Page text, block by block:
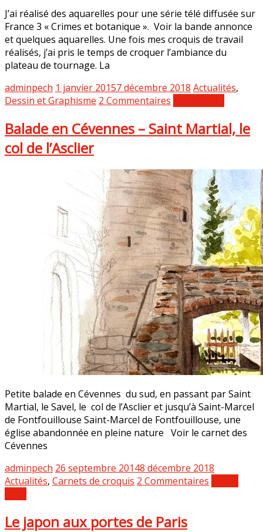
J’ai réalisé des aquarelles pour une série télé diffusée sur
France 3 « Crimes et botanique ». Voir la bande annonce
et quelques aquarelles. Une fois mes croquis de travail
réalisés, j’ai pris le temps de croquer l’ambiance du
plateau de tournage. La
adminpech 1 janvier 20157 décembre 2018 Actualités,
Dessin et Graphisme 2 Commentaires
Balade en Cévennes – Saint Martial, le
col de l’Asclier
Petite balade en Cévennes du sud, en passant par Saint
Martial, le Savel, le col de l’Asclier et jusqu’à Saint-Marcel
de Fontfouillouse Saint-Marcel de Fontfouillouse, une
église abandonnée en pleine nature Voir le carnet des
Cévennes
adminpech 26 septembre 20148 décembre 2018
Actualités, Carnets de croquis 2 Commentaires
Le japon aux portes de Paris